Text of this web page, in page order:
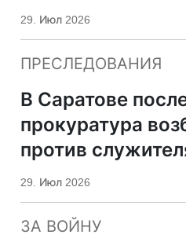
мобилизации
29. Июл 2026
ПРЕСЛЕДОВАНИЯ
В Саратове
прокуратура
против
29. Июл 2026
ЗА ВОЙНУ